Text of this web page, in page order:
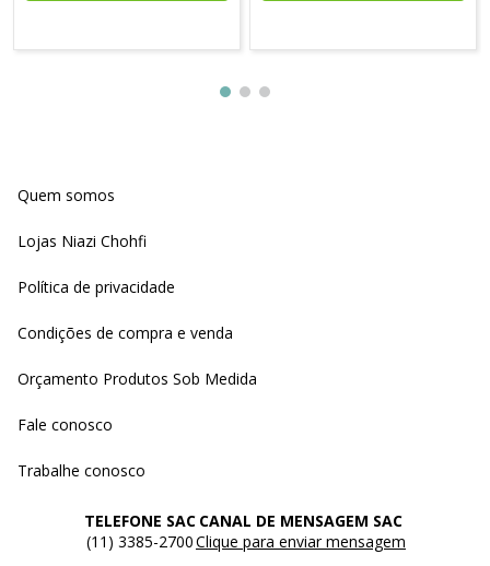
Quem somos
Lojas Niazi Chohfi
Política de privacidade
Condições de compra e venda
Orçamento Produtos Sob Medida
Fale conosco
Trabalhe conosco
TELEFONE SAC
(11) 3385-2700
CANAL DE MENSAGEM SAC
Clique para enviar mensagem